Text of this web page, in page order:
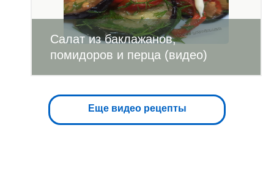
Салат из баклажанов,
помидоров и перца (видео)
Еще видео рецепты